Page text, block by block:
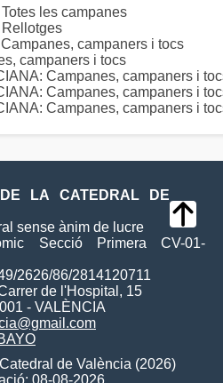
les campanes
campaners i tocs
campaners i tocs
Campanes, campaners i
Campanes, campaners i
Campanes, campaners i
LA CATEDRAL DE
sense ànim de lucre
Secció Primera CV-01-
2626/86/2814120711
de l'Hospital, 15
- VALÈNCIA
de València (2026)